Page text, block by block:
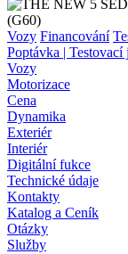
Vozy Financování
Poptávka |
Vozy
Motorizace
Cena
Dynamika
Exteriér
Interiér
Digitální fukce
Technické údaje
Kontakty
Katalog a Ceník
Otázky
Služby